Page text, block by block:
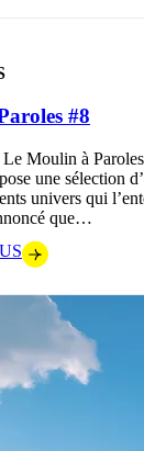
#8
Moulin à
une sélection
univers qui
que…